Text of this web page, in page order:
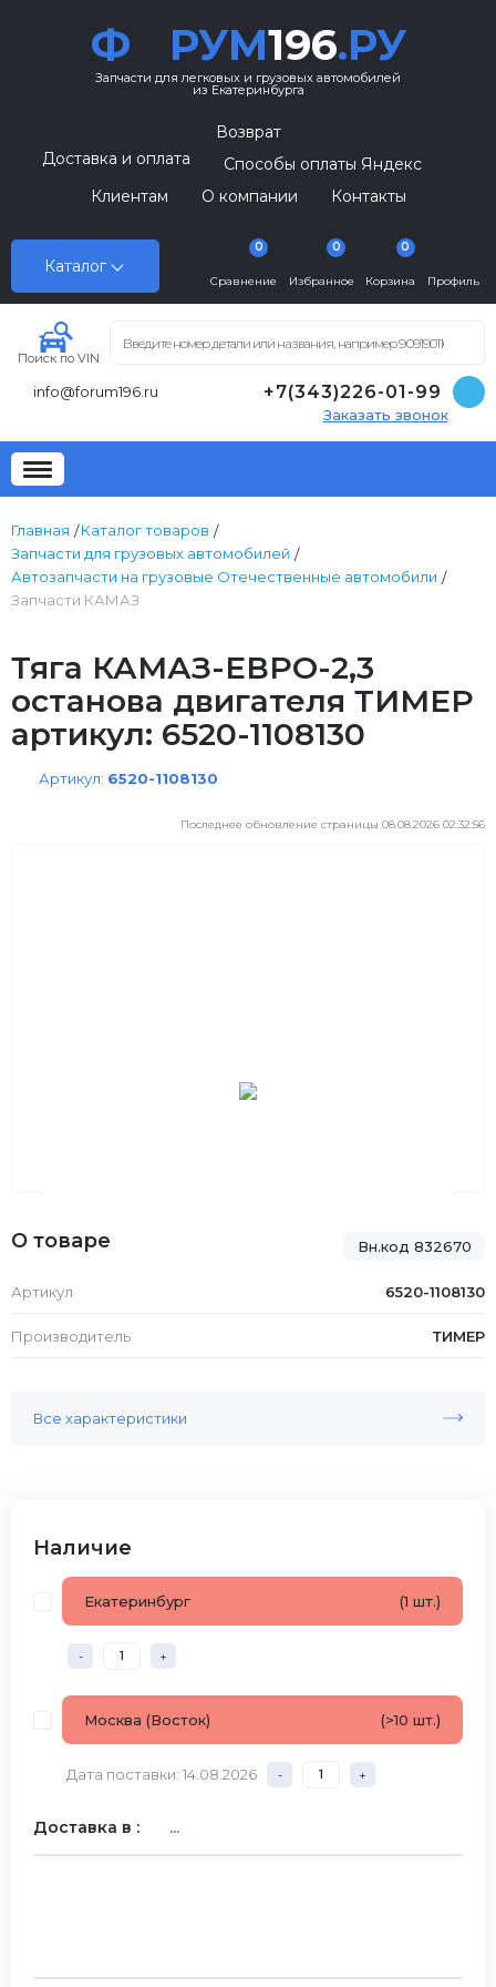
Ф РУМ196.РУ
Запчасти для легковых и грузовых автомобилей
из Екатеринбурга
Каталог
Возврат
Доставка и оплата
Способы оплаты Яндекс
Клиентам
О компании Контакты
Сравнение
0
Избранное
0
Корзина
0
Профиль
Поиск по VIN
info@forum196.ru +7(343)226-01-99
Заказать звонок
Главная
Каталог товаров
Запчасти для грузовых автомобилей
Автозапчасти на грузовые Отечественные автомобили
Запчасти КАМАЗ
Тяга КАМАЗ-ЕВРО-2,3
останова двигателя ТИМЕР
артикул: 6520-1108130
Артикул: 6520-1108130
Последнее обновление страницы 08.08.2026 02:32:56
Вн.код 832670
О товаре
Артикул 6520-1108130
Производитель ТИМЕР
Все характеристики
Наличие
Екатеринбург (1 шт.)
- +
Москва (Восток) (>10 шт.)
Дата поставки: 14.08.2026 - +
Доставка в : ...